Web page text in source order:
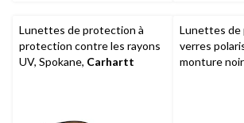
Lunettes de protection à
protection contre les rayons
UV, Spokane, Carhartt
Lunettes de
verres
monture